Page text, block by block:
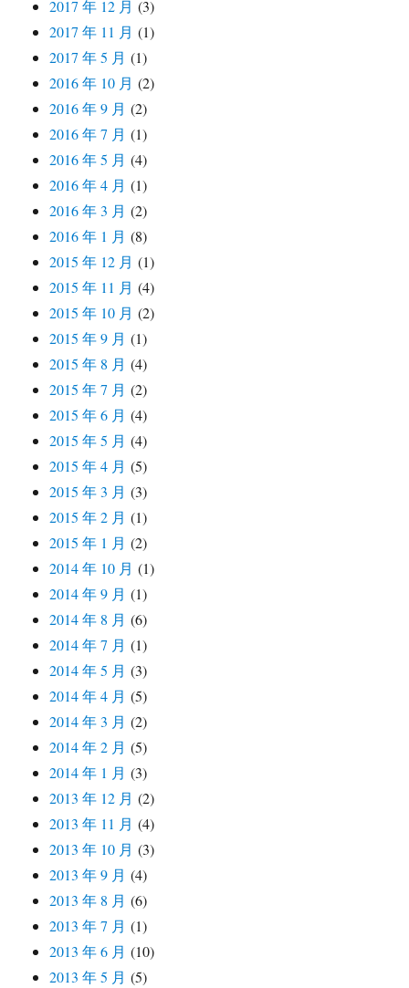
2017 年 12 月 (3)
2017 年 11 月 (1)
2017 年 5 月 (1)
2016 年 10 月 (2)
2016 年 9 月 (2)
2016 年 7 月 (1)
2016 年 5 月 (4)
2016 年 4 月 (1)
2016 年 3 月 (2)
2016 年 1 月 (8)
2015 年 12 月 (1)
2015 年 11 月 (4)
2015 年 10 月 (2)
2015 年 9 月 (1)
2015 年 8 月 (4)
2015 年 7 月 (2)
2015 年 6 月 (4)
2015 年 5 月 (4)
2015 年 4 月 (5)
2015 年 3 月 (3)
2015 年 2 月 (1)
2015 年 1 月 (2)
2014 年 10 月 (1)
2014 年 9 月 (1)
2014 年 8 月 (6)
2014 年 7 月 (1)
2014 年 5 月 (3)
2014 年 4 月 (5)
2014 年 3 月 (2)
2014 年 2 月 (5)
2014 年 1 月 (3)
2013 年 12 月 (2)
2013 年 11 月 (4)
2013 年 10 月 (3)
2013 年 9 月 (4)
2013 年 8 月 (6)
2013 年 7 月 (1)
2013 年 6 月 (10)
2013 年 5 月 (5)